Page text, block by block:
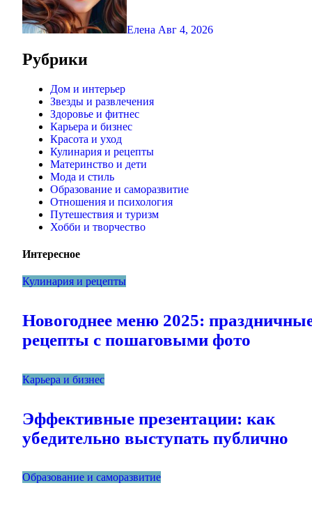
Елена Авг 4, 2026
Рубрики
Дом и интерьер
Звезды и развлечения
Здоровье и фитнес
Карьера и бизнес
Красота и уход
Кулинария и рецепты
Материнство и дети
Мода и стиль
Образование и саморазвитие
Отношения и психология
Путешествия и туризм
Хобби и творчество
Интересное
Кулинария и рецепты
Новогоднее меню 2025:
рецепты с пошаговыми фото
Карьера и бизнес
Эффективные презентации: как
убедительно выступать публично
Образование и саморазвитие